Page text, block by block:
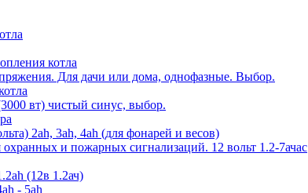
котла
Для дачи или дома, однофазные. Выбор.
вт) чистый синус, выбор.
2ah, 3ah, 4ah (для фонарей и весов)
и пожарных сигнализаций. 12 вольт 1.2-7ачас
(12в 1.2ач)
- 5ah